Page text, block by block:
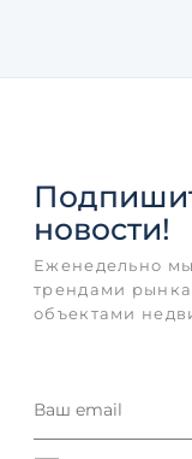
новости!
Еженедельно
трендами
объектами